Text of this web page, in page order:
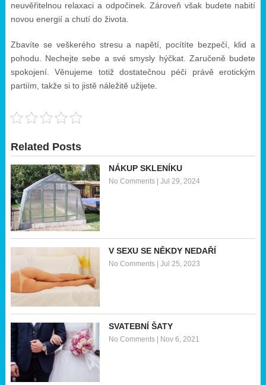
neuvěřitelnou relaxaci a odpočinek. Zároveň však budete nabití
novou energií a chutí do života.
Zbavíte se veškerého stresu a napětí, pocítíte bezpečí, klid a
pohodu. Nechejte sebe a své smysly hýčkat. Zaručeně budete
spokojení. Věnujeme totiž dostatečnou péči právě erotickým
partiím, takže si to jistě náležitě užijete.
Related Posts
NÁKUP SKLENÍKU
No Comments| Jul 29, 2024
V SEXU SE NĚKDY NEDAŘÍ
No Comments| Jul 25, 2023
SVATEBNÍ ŠATY
No Comments| Nov 6, 2021